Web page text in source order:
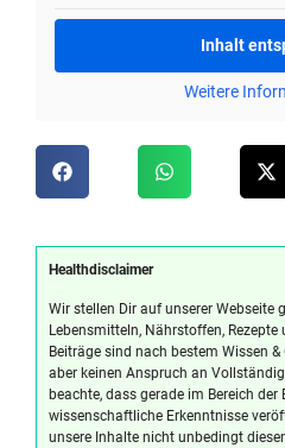
Inhalt
Weitere
Healthdisclaimer
Wir stellen Dir auf unserer Webseite
Lebensmitteln, Nährstoffen, Rezepte
Beiträge sind nach bestem Wissen
aber keinen Anspruch an
beachte, dass gerade im Bereich
wissenschaftliche Erkenntnisse
unsere Inhalte nicht unbedingt